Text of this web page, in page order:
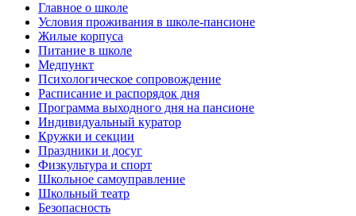
Главное о школе
Условия проживания в школе-пансионе
Жилые корпуса
Питание в школе
Медпункт
Психологическое сопровождение
Расписание и распорядок дня
Программа выходного дня на пансионе
Индивидуальный куратор
Кружки и секции
Праздники и досуг
Физкультура и спорт
Школьное самоуправление
Школьный театр
Безопасность